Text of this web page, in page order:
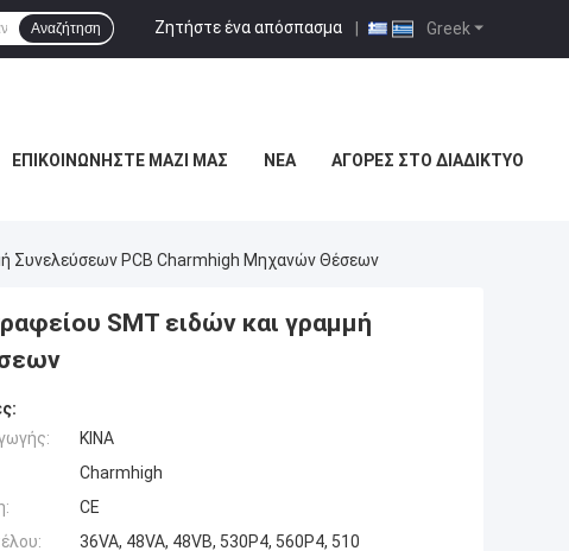
Greek
Ζητήστε ένα απόσπασμα |
Αναζήτηση
ΕΠΙΚΟΙΝΩΝΉΣΤΕ ΜΑΖΊ ΜΑΣ ΝΈΑ ΑΓΟΡΈΣ ΣΤΟ ΔΙΑΔΊΚΤΥΟ
Συνελεύσεων PCB Charmhigh Μηχανών Θέσεων
SMT ειδών και γραμμή
ΚΙΝΑ
Charmhigh
CE
36VA, 48VA, 48VB, 530P4, 560P4, 510